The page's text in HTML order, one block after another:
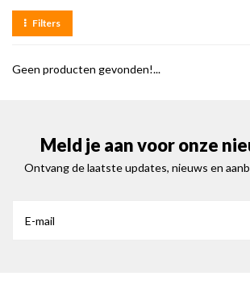
Filters
Geen producten gevonden!...
Meld je aan voor onze
Ontvang de laatste updates, nieuws en